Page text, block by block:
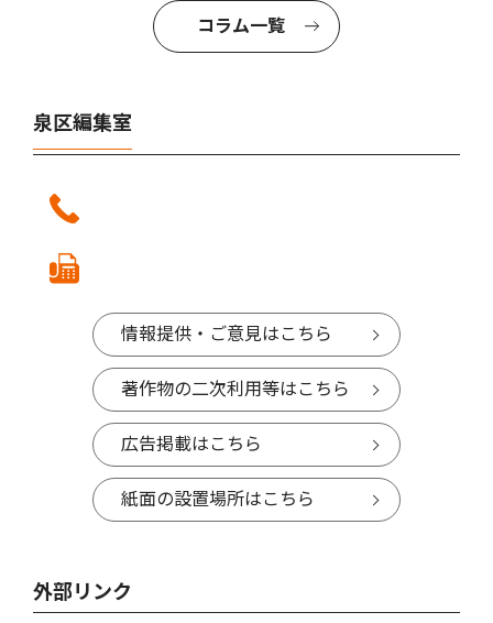
コラム一覧
泉区編集室
情報提供・ご意見はこちら
著作物の二次利用等はこちら
広告掲載はこちら
紙面の設置場所はこちら
外部リンク